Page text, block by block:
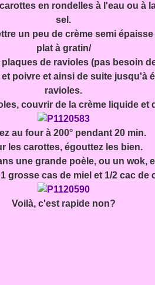
en rondelles à l'eau ou à
sel.
un peu de crème semi
plat à gratin/
de ravioles (pas besoin
et poivre et ainsi de suite jusqu'à
ravioles.
couvrir de la crème liquide et
au four à 200° pendant 20 min.
les carottes, égouttez les bien.
une grande poèle, ou un wok,
grosse cas de miel et 1/2 cac de
Voilà, c'est rapide non?